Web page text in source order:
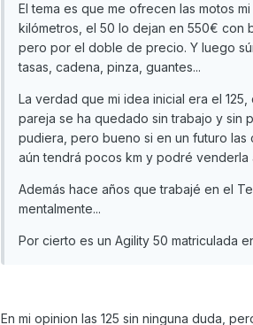
El tema es que me ofrecen las motos
kilómetros, el 50 lo dejan en 550€ con
pero por el doble de precio. Y luego
tasas, cadena, pinza, guantes...
La verdad que mi idea inicial era el
pareja se ha quedado sin trabajo y sin
pudiera, pero bueno si en un futuro las
aún tendrá pocos km y podré
Además hace años que trabajé en el
mentalmente...
Por cierto es un Agility 50 matriculada
En mi opinion las 125 sin ninguna duda,